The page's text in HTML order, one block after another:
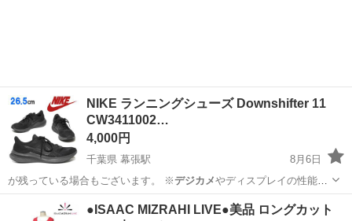
NIKE ランニングシューズ Downshifter 11
CW3411002…
4,000円
千葉県 幕張駅
8月6日
が残っている場合もございます。 ※デジカメやディスプレイの性能
上、画像が実物と…
千葉市 幕張駅 ランニング、ジョギング
●ISAAC MIZRAHI LIVE●美品 ロングカット